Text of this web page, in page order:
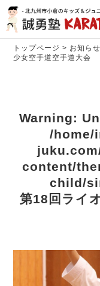
トップページ > お知ら
少女空手道空手道大会
Warning:
/home/
content/
child/
第18回ライ